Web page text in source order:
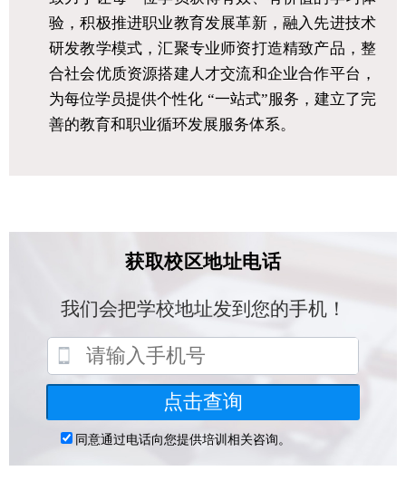
验，积极推进职业教育发展革新，融入先进技术
研发教学模式，汇聚专业师资打造精致产品，整
合社会优质资源搭建人才交流和企业合作平台，
为每位学员提供个性化 “一站式”服务，建立了完
善的教育和职业循环发展服务体系。